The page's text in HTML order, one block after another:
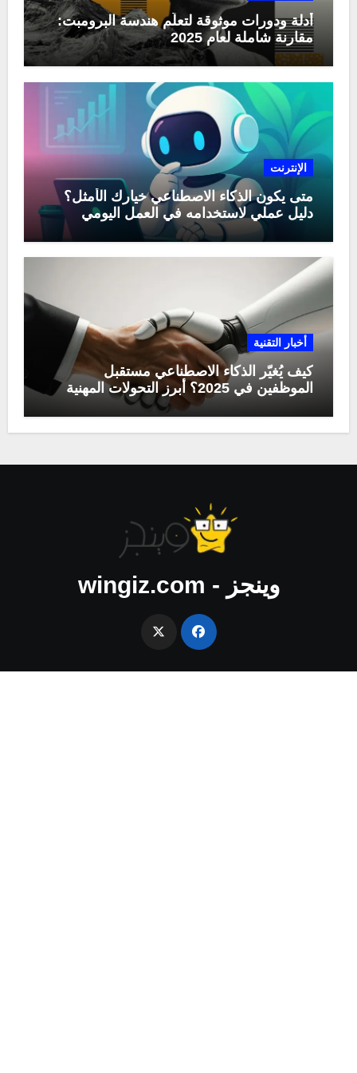
أدلة ودورات موثوقة لتعلّم هندسة البرومبت:
مقارنة شاملة لعام 2025
الإنترنت
متى يكون الذكاء الاصطناعي خيارك الأمثل؟
دليل عملي لاستخدامه في العمل اليومي
أخبار التقنية
كيف يُغيّر الذكاء الاصطناعي مستقبل
الموظفين في 2025؟ أبرز التحولات المهنية
وينجز - wingiz.com